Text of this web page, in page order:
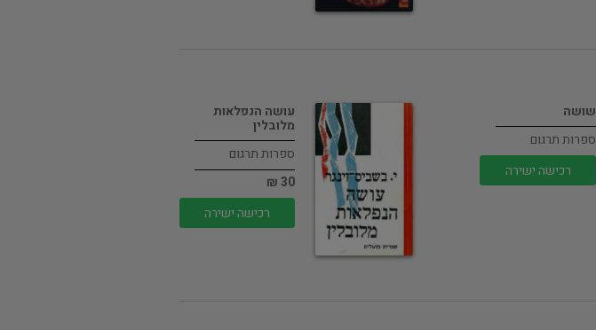
שושה
ספרות תרגום
רכישה ישירה
עושה הנפלאות
מלובלין
ספרות תרגום
30 ₪
רכישה ישירה